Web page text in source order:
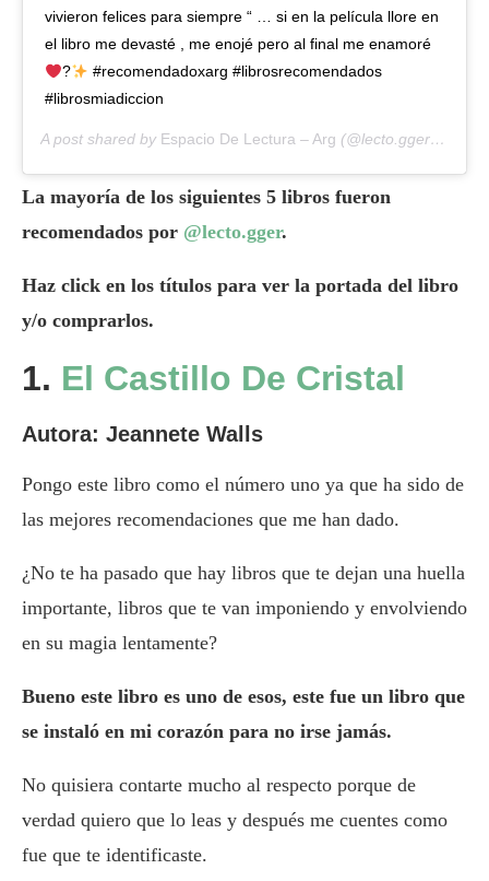
vivieron felices para siempre “ … si en la película llore en
el libro me devasté , me enojé pero al final me enamoré
?
#recomendadoxarg #librosrecomendados
#librosmiadiccion
A post shared by Espacio De Lectura – Arg (@lecto.gger) on
La mayoría de los siguientes 5 libros fueron
recomendados por @lecto.gger.
Haz click en los títulos para ver la portada del libro
y/o comprarlos.
1. El Castillo De Cristal
Autora: Jeannete Walls
Pongo este libro como el número uno ya que ha sido de
las mejores recomendaciones que me han dado.
¿No te ha pasado que hay libros que te dejan una huella
importante, libros que te van imponiendo y envolviendo
en su magia lentamente?
Bueno este libro es uno de esos, este fue un libro que
se instaló en mi corazón para no irse jamás.
No quisiera contarte mucho al respecto porque de
verdad quiero que lo leas y después me cuentes como
fue que te identificaste.